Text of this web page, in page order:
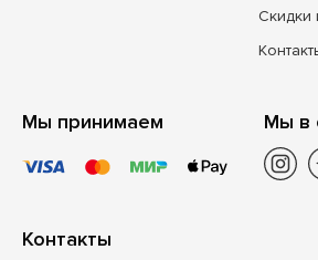
Скидки
Мы принимаем Мы в
Контакты